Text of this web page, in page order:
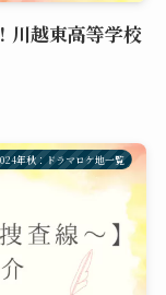
川越東高等学校
年秋：ドラマロケ地一覧